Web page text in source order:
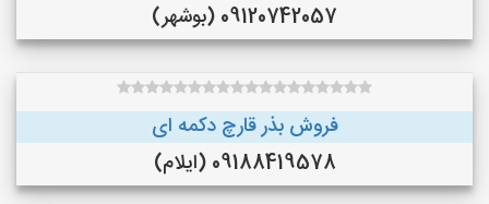
09120742057 (بوشهر)
فروش بذر قارچ دکمه ای
09188419578 (ایلام)